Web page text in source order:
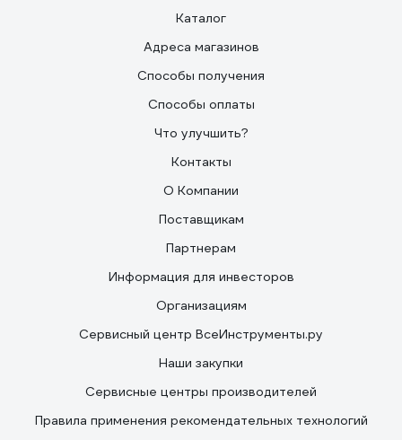
Каталог
Адреса магазинов
Способы получения
Способы оплаты
Что улучшить?
Контакты
О Компании
Поставщикам
Партнерам
Информация для инвесторов
Организациям
Сервисный центр ВсеИнструменты.ру
Наши закупки
Сервисные центры производителей
Правила применения рекомендательных технологий